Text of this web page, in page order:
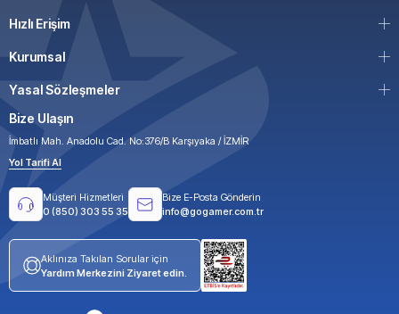
Hızlı Erişim
Kurumsal
Yasal Sözleşmeler
Bize Ulaşın
İmbatlı Mah. Anadolu Cad. No:376/B Karşıyaka / İZMİR
Yol Tarifi Al
Müşteri Hizmetleri
0 (850) 303 55 35
Bize E-Posta Gönderin
info@gogamer.com.tr
Aklınıza Takılan Sorular için
Yardım Merkezini Ziyaret edin.